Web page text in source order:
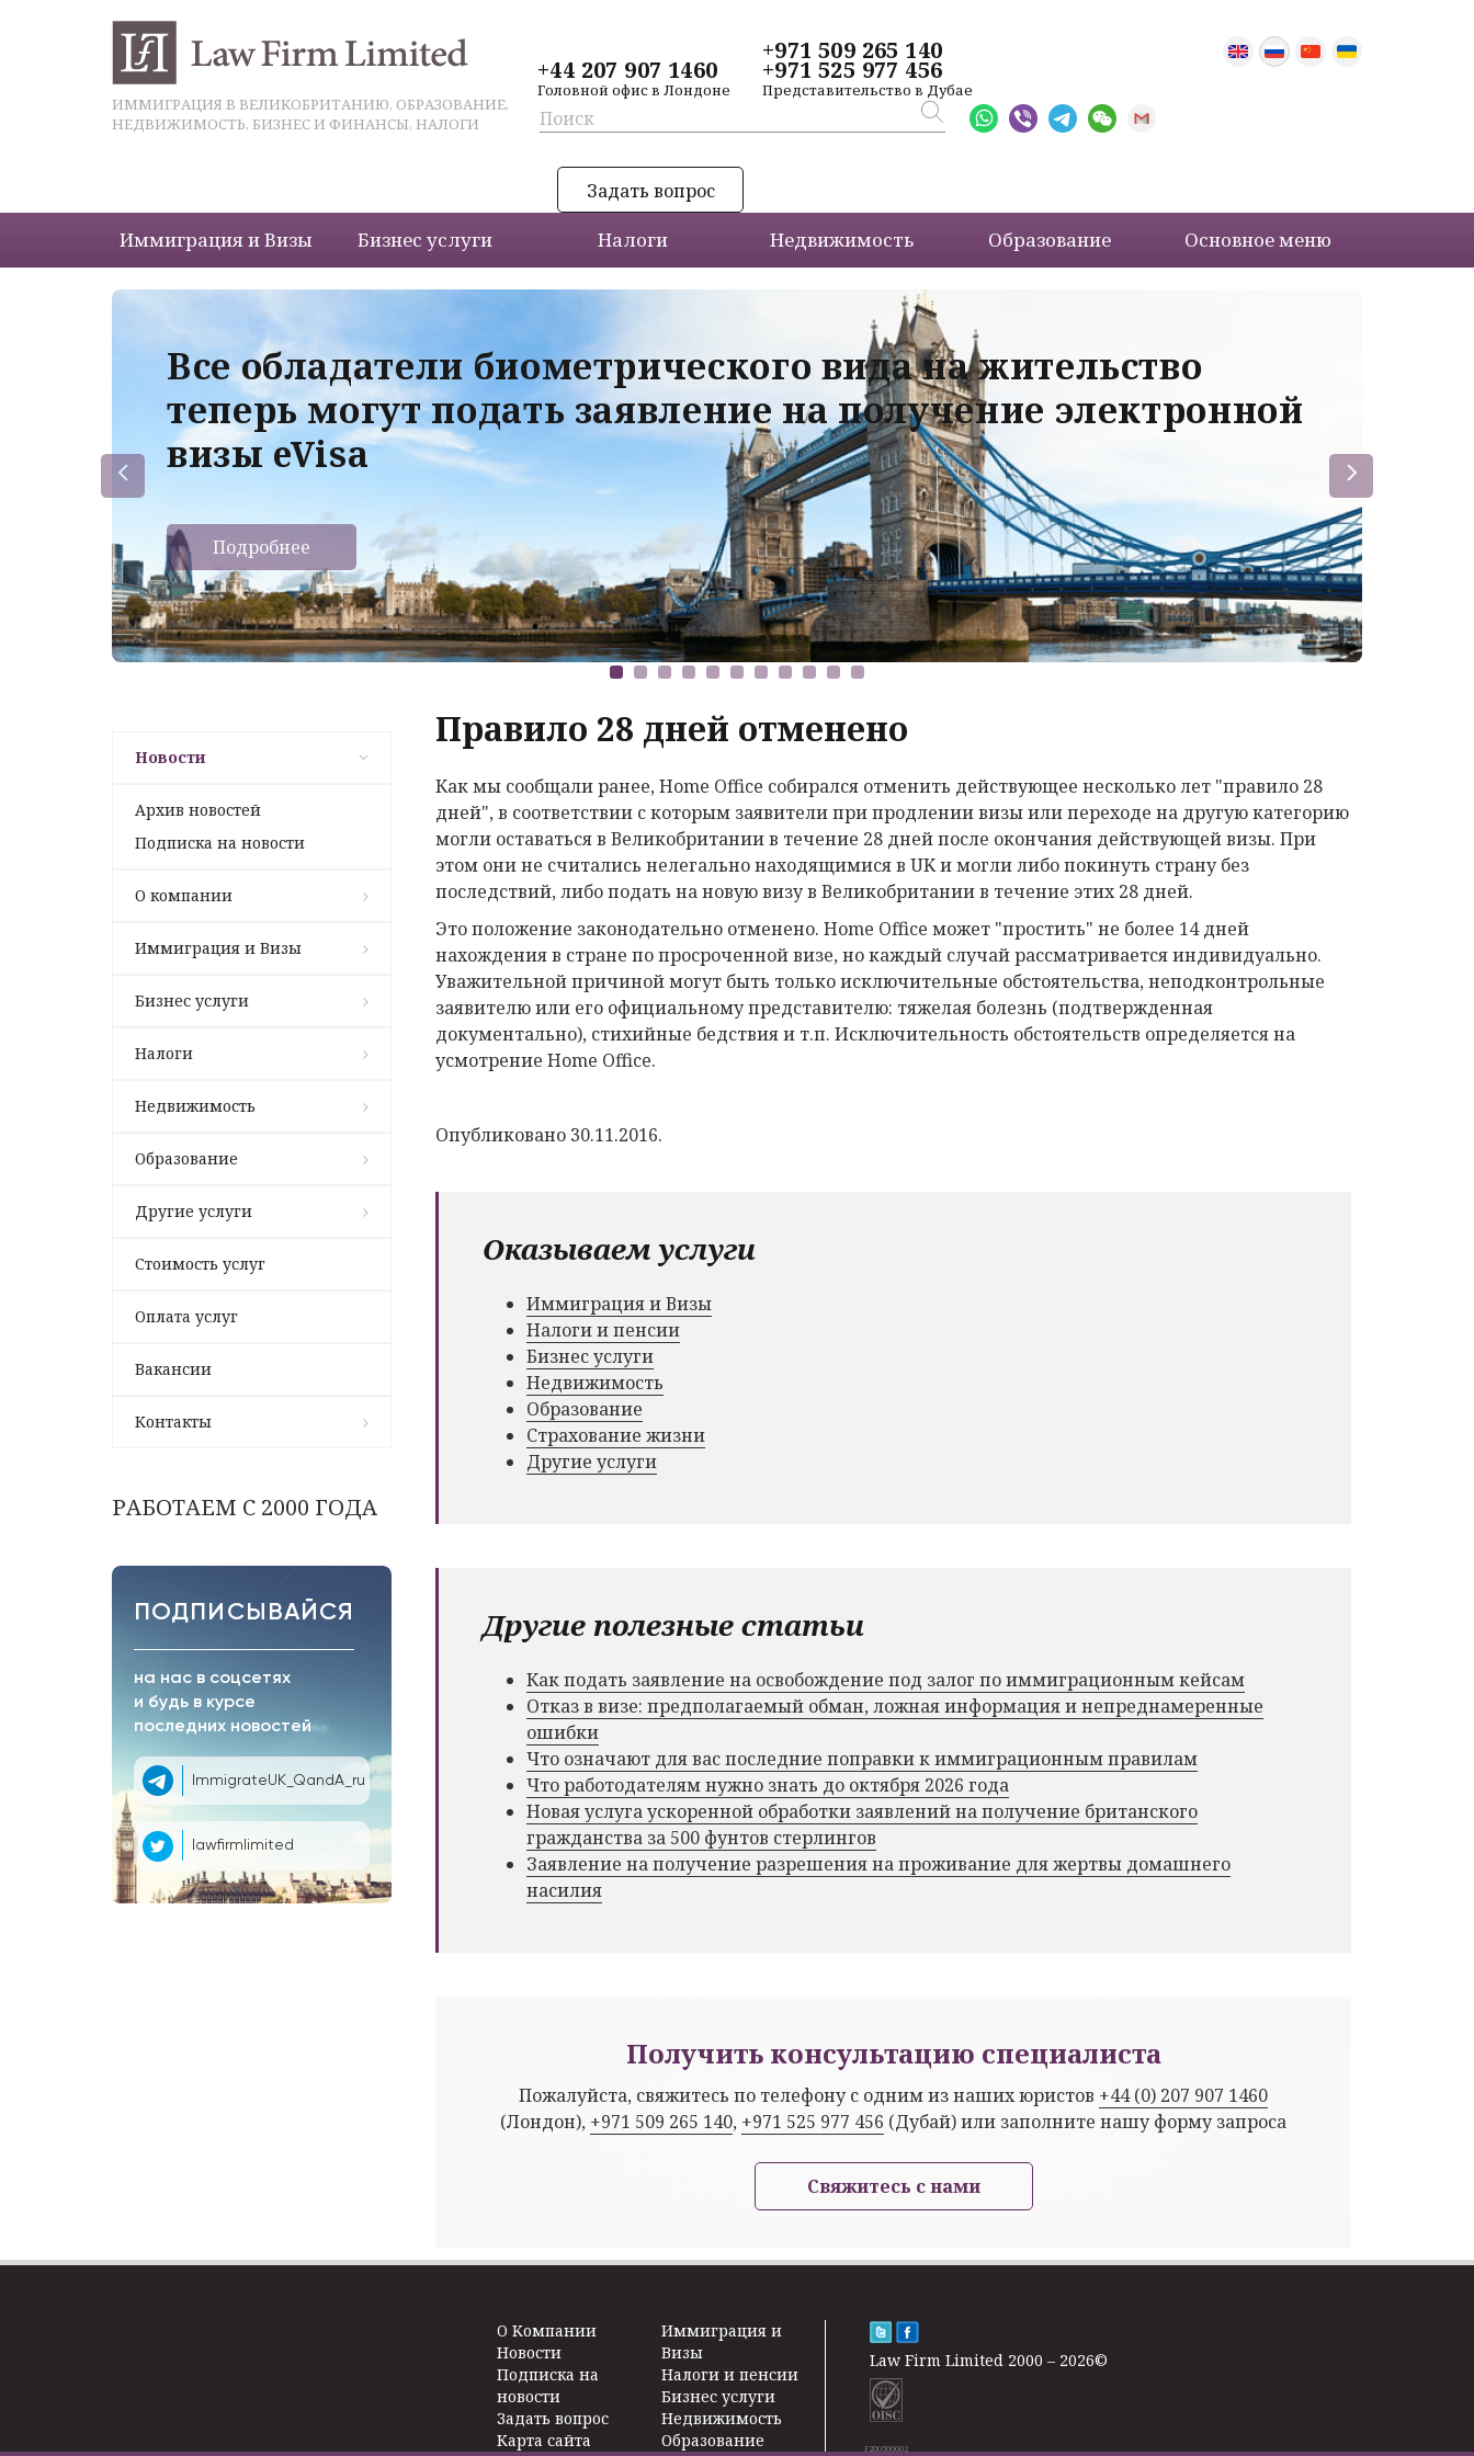
ИММИГРАЦИЯ В ВЕЛИКОБРИТАНИЮ, ОБРАЗОВАНИЕ,
НЕДВИЖИМОСТЬ, БИЗНЕС И ФИНАНСЫ, НАЛОГИ
+44 207 907 1460
Головной офис в Лондоне
+971 509 265 140
+971 525 977 456
Представительство в Дубае
Задать вопрос
Иммиграция и Визы Бизнес услуги Налоги Недвижимость Образование Основное меню
Все обладатели биометрического вида на жительство
теперь могут подать заявление на получение электронной
визы eVisa
Подробнее
Новости
Архив новостей
Подписка на новости
О компании
Иммиграция и Визы
Бизнес услуги
Налоги
Недвижимость
Образование
Другие услуги
Стоимость услуг
Оплата услуг
Вакансии
Контакты
РАБОТАЕМ С 2000 ГОДА
ПОДПИСЫВАЙСЯ
на нас в соцсетях
и будь в курсе
последних новостей
ImmigrateUK_QandA_ru
lawfirmlimited
Правило 28 дней отменено
Как мы сообщали ранее, Home Office собирался отменить действующее несколько лет "правило 28
дней", в соответствии с которым заявители при продлении визы или переходе на другую категорию
могли оставаться в Великобритании в течение 28 дней после окончания действующей визы. При
этом они не считались нелегально находящимися в UK и могли либо покинуть страну без
последствий, либо подать на новую визу в Великобритании в течение этих 28 дней.
Это положение законодательно отменено. Hоme Office может "простить" не более 14 дней
нахождения в стране по просроченной визе, но каждый случай рассматривается индивидуально.
Уважительной причиной могут быть только исключительные обстоятельства, неподконтрольные
заявителю или его официальному представителю: тяжелая болезнь (подтвержденная
документально), стихийные бедствия и т.п. Исключительность обстоятельств определяется на
усмотрение Home Office.
Опубликовано 30.11.2016.
Оказываем услуги
Иммиграция и Визы
Налоги и пенсии
Бизнес услуги
Недвижимость
Образование
Страхование жизни
Другие услуги
Другие полезные статьи
Как подать заявление на освобождение под залог по иммиграционным кейсам
Отказ в визе: предполагаемый обман, ложная информация и непреднамеренные
ошибки
Что означают для вас последние поправки к иммиграционным правилам
Что работодателям нужно знать до октября 2026 года
Новая услуга ускоренной обработки заявлений на получение британского
гражданства за 500 фунтов стерлингов
Заявление на получение разрешения на проживание для жертвы домашнего
насилия
Получить консультацию специалиста
Пожалуйста, свяжитесь по телефону с одним из наших юристов +44 (0) 207 907 1460
(Лондон), +971 509 265 140, +971 525 977 456 (Дубай) или заполните нашу форму запроса
Свяжитесь с нами
O Kомпании
Новости
Подписка на
новости
Задать вопрос
Карта сайта
Иммиграция и
Визы
Налоги и пенсии
Бизнес услуги
Недвижимость
Образование
Law Firm Limited 2000 – 2026©
F200500002